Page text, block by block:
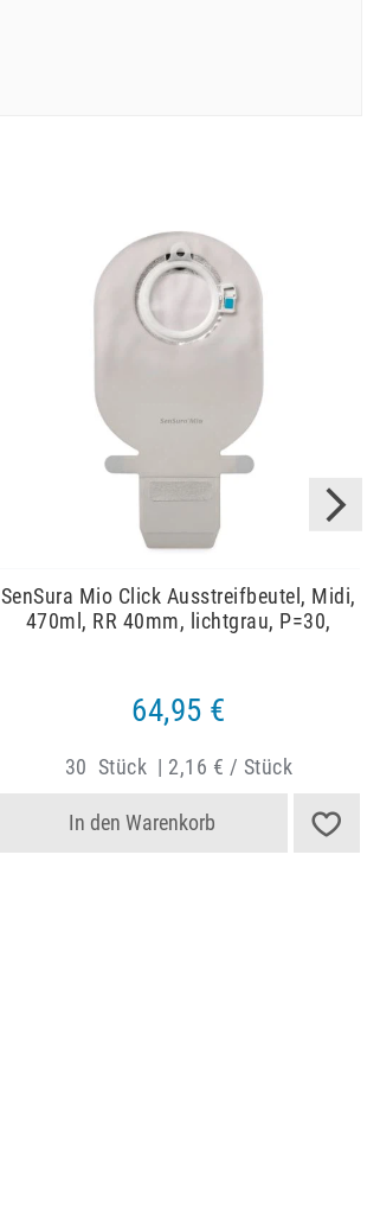
SenSura Mio Click Ausstreifbeutel, Midi,
470ml, RR 40mm, lichtgrau, P=30,
64,95 €
30 Stück | 2,16 € / Stück
In den Warenkorb